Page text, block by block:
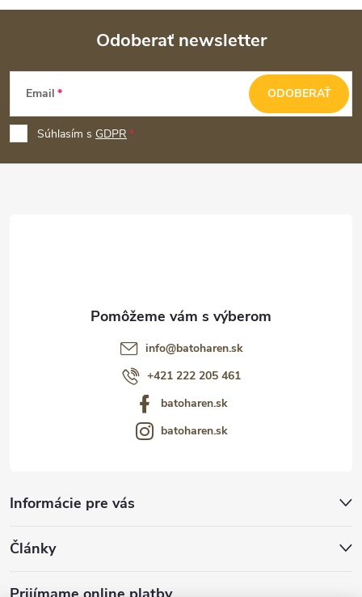
Z
p
ä
Odoberať newsletter
Email
Súhlasím s GDPR
ODOBERAŤ
Informácie pre vás
Články
info@batoharen.sk
+421 222 205 461
batoharen.sk
batoharen.sk